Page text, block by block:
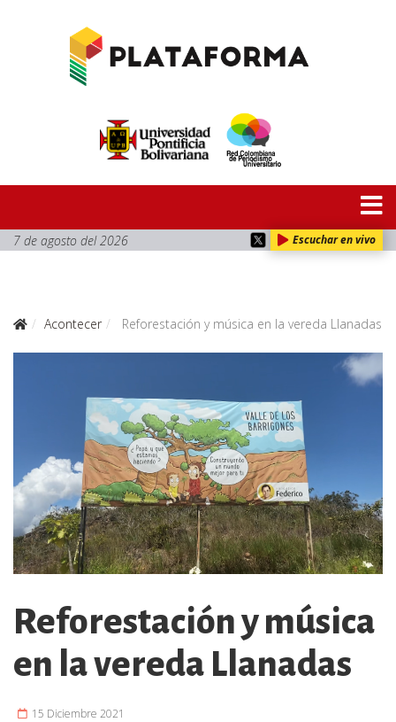
7 de agosto del 2026 Escuchar en vivo
Acontecer Reforestación y música en la vereda Llanadas
Reforestación y música
en la vereda Llanadas
15 Diciembre 2021